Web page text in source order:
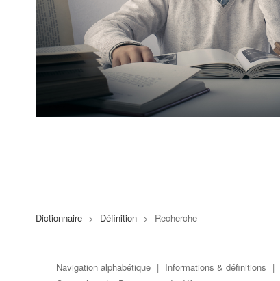
Dictionnaire > Définition > Recherche
Navigation alphabétique | Informations & définitions |